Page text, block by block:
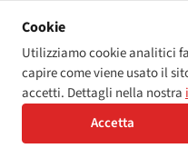
disabilità del
2005, Parte 3
di
Il massimale su imputazione
Cookie
Utilizziamo cookie analitici
capire come viene usato il
accetti. Dettagli nella nostra
Accetta